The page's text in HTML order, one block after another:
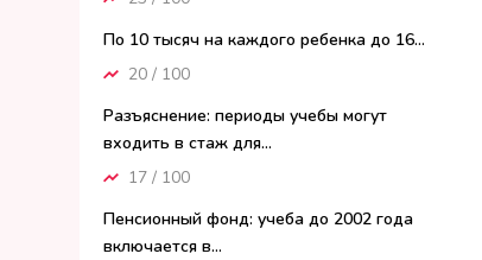
По 10 тысяч на каждого ребенка до 16...
20 / 100
Разъяснение: периоды учебы могут
входить в стаж для...
17 / 100
Пенсионный фонд: учеба до 2002 года
включается в...